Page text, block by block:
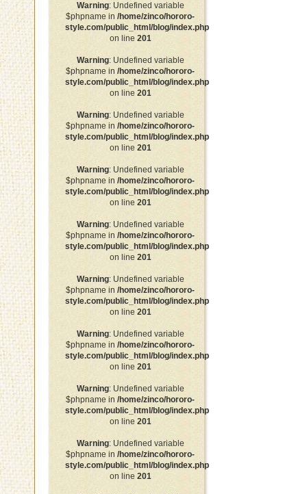
Warning: Undefined variable
$phpname in /home/zinco/hororo-
style.com/public_html/blog/index.php
on line 201
Warning: Undefined variable
$phpname in /home/zinco/hororo-
style.com/public_html/blog/index.php
on line 201
Warning: Undefined variable
$phpname in /home/zinco/hororo-
style.com/public_html/blog/index.php
on line 201
Warning: Undefined variable
$phpname in /home/zinco/hororo-
style.com/public_html/blog/index.php
on line 201
Warning: Undefined variable
$phpname in /home/zinco/hororo-
style.com/public_html/blog/index.php
on line 201
Warning: Undefined variable
$phpname in /home/zinco/hororo-
style.com/public_html/blog/index.php
on line 201
Warning: Undefined variable
$phpname in /home/zinco/hororo-
style.com/public_html/blog/index.php
on line 201
Warning: Undefined variable
$phpname in /home/zinco/hororo-
style.com/public_html/blog/index.php
on line 201
Warning: Undefined variable
$phpname in /home/zinco/hororo-
style.com/public_html/blog/index.php
on line 201